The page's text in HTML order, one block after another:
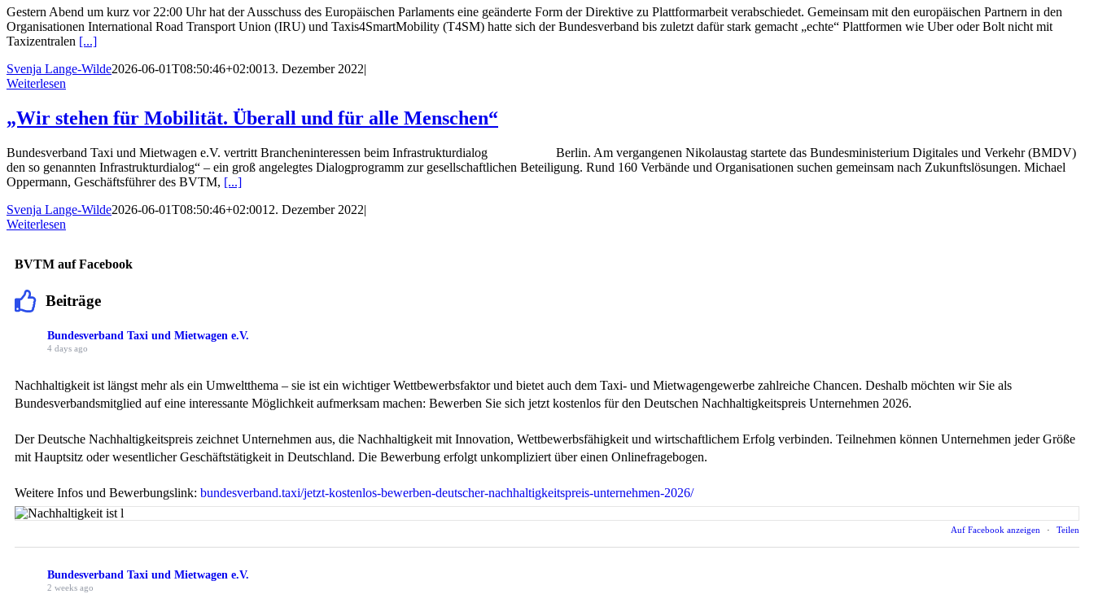
Gestern Abend um kurz vor 22:00 Uhr hat der Ausschuss des Europäischen Parlaments eine geänderte Form der Direktive zu Plattformarbeit verabschiedet. Gemeinsam mit den europäischen Partnern in den
Organisationen International Road Transport Union (IRU) und Taxis4SmartMobility (T4SM) hatte sich der Bundesverband bis zuletzt dafür stark gemacht „echte“ Plattformen wie Uber oder Bolt nicht mit
Taxizentralen [...]
Svenja Lange-Wilde2026-06-01T08:50:46+02:0013. Dezember 2022|
Weiterlesen
„Wir stehen für Mobilität. Überall und für alle Menschen“
Bundesverband Taxi und Mietwagen e.V. vertritt Brancheninteressen beim Infrastrukturdialog Berlin. Am vergangenen Nikolaustag startete das Bundesministerium Digitales und Verkehr (BMDV)
den so genannten Infrastrukturdialog“ – ein groß angelegtes Dialogprogramm zur gesellschaftlichen Beteiligung. Rund 160 Verbände und Organisationen suchen gemeinsam nach Zukunftslösungen. Michael
Oppermann, Geschäftsführer des BVTM, [...]
Svenja Lange-Wilde2026-06-01T08:50:46+02:0012. Dezember 2022|
Weiterlesen
BVTM auf Facebook
Beiträge
Bundesverband Taxi und Mietwagen e.V.
4 days ago
Nachhaltigkeit ist längst mehr als ein Umweltthema – sie ist ein wichtiger Wettbewerbsfaktor und bietet auch dem Taxi- und Mietwagengewerbe zahlreiche Chancen. Deshalb möchten wir Sie als
Bundesverbandsmitglied auf eine interessante Möglichkeit aufmerksam machen: Bewerben Sie sich jetzt kostenlos für den Deutschen Nachhaltigkeitspreis Unternehmen 2026.
Der Deutsche Nachhaltigkeitspreis zeichnet Unternehmen aus, die Nachhaltigkeit mit Innovation, Wettbewerbsfähigkeit und wirtschaftlichem Erfolg verbinden. Teilnehmen können Unternehmen jeder Größe
mit Hauptsitz oder wesentlicher Geschäftstätigkeit in Deutschland. Die Bewerbung erfolgt unkompliziert über einen Onlinefragebogen.
Weitere Infos und Bewerbungslink: bundesverband.taxi/jetzt-kostenlos-bewerben-deutscher-nachhaltigkeitspreis-unternehmen-2026/
Auf Facebook anzeigen · Teilen
Bundesverband Taxi und Mietwagen e.V.
2 weeks ago